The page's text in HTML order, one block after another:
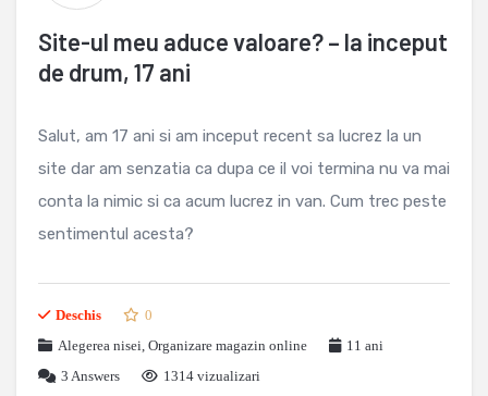
Site-ul meu aduce valoare? – la inceput
de drum, 17 ani
Salut, am 17 ani si am inceput recent sa lucrez la un
site dar am senzatia ca dupa ce il voi termina nu va mai
conta la nimic si ca acum lucrez in van. Cum trec peste
sentimentul acesta?
Deschis
0
Alegerea nisei, Organizare magazin online
11 ani
3 Answers 1314 vizualizari